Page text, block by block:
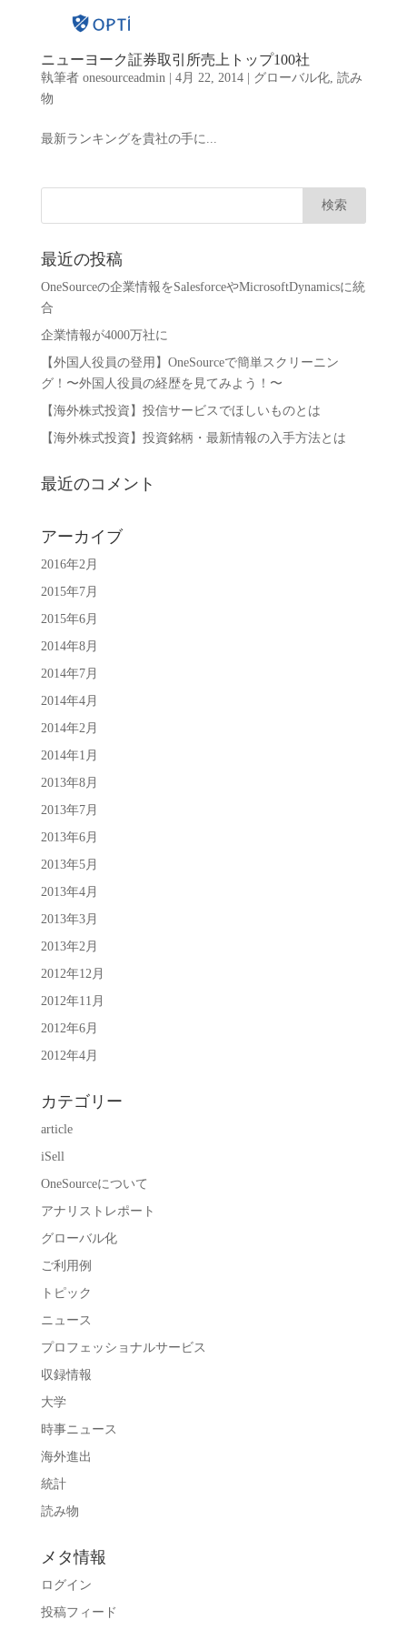
ニューヨーク証券取引所売上トップ100社
執筆者 onesourceadmin| 4月 22, 2014| グローバル化, 読み
物
最新ランキングを貴社の手に...
最近の投稿
OneSourceの企業情報をSalesforceやMicrosoftDynamicsに統
合
企業情報が4000万社に
【外国人役員の登用】OneSourceで簡単スクリーニン
グ！〜外国人役員の経歴を見てみよう！〜
【海外株式投資】投信サービスでほしいものとは
【海外株式投資】投資銘柄・最新情報の入手方法とは
最近のコメント
アーカイブ
2016年2月
2015年7月
2015年6月
2014年8月
2014年7月
2014年4月
2014年2月
2014年1月
2013年8月
2013年7月
2013年6月
2013年5月
2013年4月
2013年3月
2013年2月
2012年12月
2012年11月
2012年6月
2012年4月
カテゴリー
article
iSell
OneSourceについて
アナリストレポート
グローバル化
ご利用例
トピック
ニュース
プロフェッショナルサービス
収録情報
大学
時事ニュース
海外進出
統計
読み物
メタ情報
ログイン
投稿フィード